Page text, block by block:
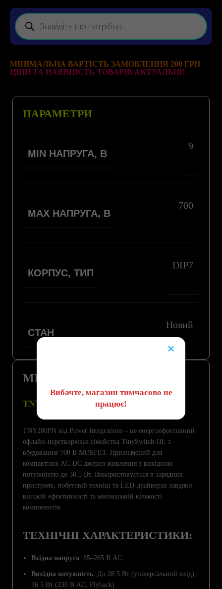
МІНІМАЛЬНА ВАРТІСТЬ ЗАМОВЛЕННЯ 200 ГРН
ЦІНИ ТА НАЯВНІСТЬ ТОВАРІВ АКТУАЛЬНІ!
МІКРОСХЕМА TNY280PN
TNY280PN – даташит у нас на сайті
TNY280PN від Power Integrations – це енергоефективний
офлайн-перетворювач сімейства TinySwitch-III, з
вбудованим 700 В MOSFET. Призначений для
компактних AC-DC джерел живлення з вихідною
потужністю до 36.5 Вт. Використовується в зарядних
пристроях, побутовій техніці та LED-драйверах завдяки
високій ефективності та мінімальній кількості
компонентів.
ТЕХНІЧНІ ХАРАКТЕРИСТИКИ:
Вхідна напруга: 85–265 В AC.
Вихідна потужність: До 28.5 Вт (універсальний вхід),
36.5 Вт (230 В AC, Flyback).
ПАРАМЕТРИ
MIN НАПРУГА, В
9
MAX НАПРУГА, В
700
КОРПУС, ТИП
DIP7
СТАН
Новий
×
Вибачте, магазин тимчасово не
працює!